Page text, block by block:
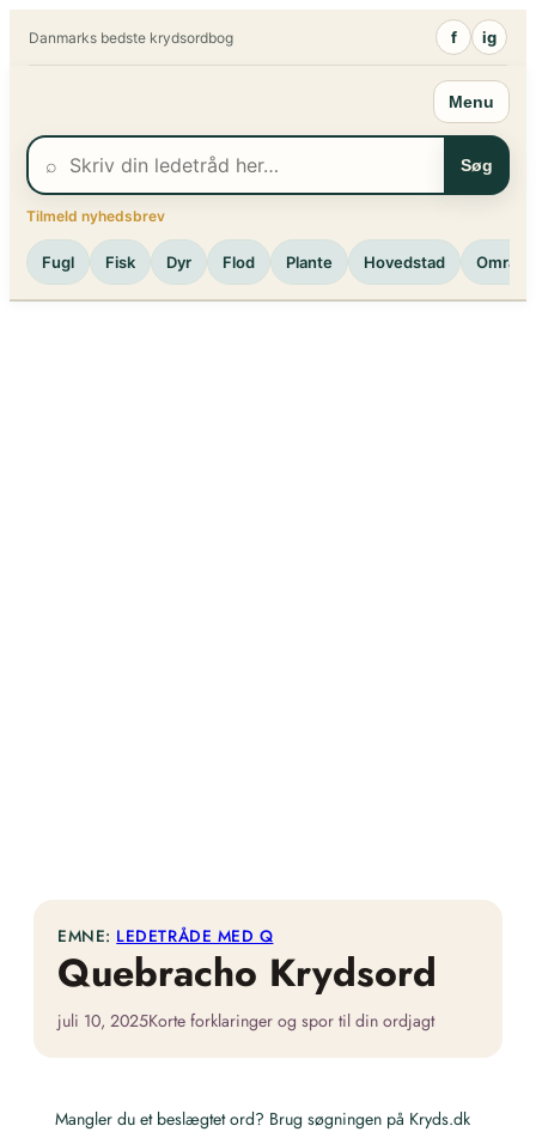
Danmarks bedste krydsordbog f ig
Menu
⌕ Søg
Tilmeld nyhedsbrev
Fugl Fisk Dyr Flod Plante Hovedstad Område
EMNE: LEDETRÅDE MED Q
Quebracho Krydsord
juli 10, 2025Korte forklaringer og spor til din ordjagt
Mangler du et beslægtet ord? Brug søgningen på Kryds.dk